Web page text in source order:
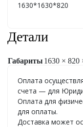
1630*1630*820
Детали
Габариты 1630 × 820
Оплата
счета — для
Оплата для
для оплаты.
Доставка может